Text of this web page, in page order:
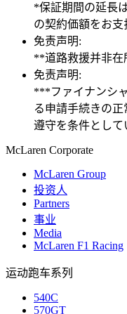
*保証期間の延長
の契約価額をお支
免责声明:
**道路救援并非在
免责声明:
***ファイナンシ
る申請手続きの
遵守を条件として
McLaren Corporate
McLaren Group
投资人
Partners
事业
Media
McLaren F1 Racing
运动跑车系列
540C
570GT